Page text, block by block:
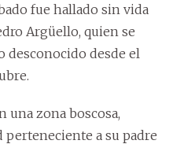
fue hallado sin vida
Argüello, quien se
desconocido desde el
una zona boscosa,
a su padre